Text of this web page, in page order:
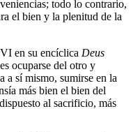
todo lo contrario,
el bien y la plenitud de la
en su encíclica Deus
ocuparse del otro y
a sí mismo, sumirse en la
más bien el bien del
al sacrificio, más